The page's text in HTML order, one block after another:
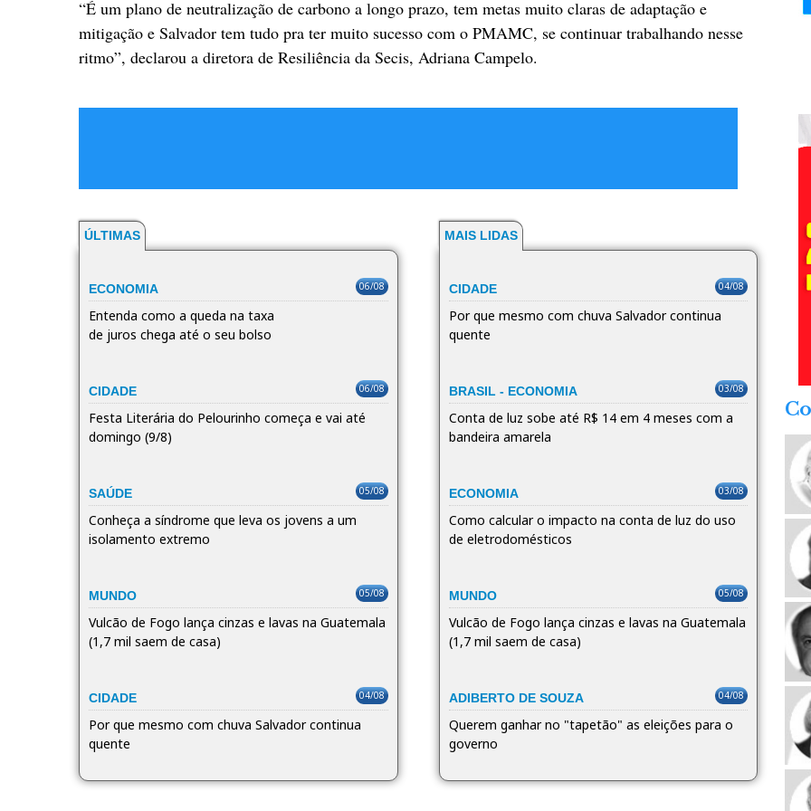
“É um plano de neutralização de carbono a longo prazo, tem metas muito claras de adaptação e
mitigação e Salvador tem tudo pra ter muito sucesso com o PMAMC, se continuar trabalhando nesse
ritmo”, declarou a diretora de Resiliência da Secis, Adriana Campelo.
ÚLTIMAS
ECONOMIA 06/08
Entenda como a queda na taxa
de juros chega até o seu bolso
CIDADE 06/08
Festa Literária do Pelourinho começa e vai até
domingo (9/8)
SAÚDE 05/08
Conheça a síndrome que leva os jovens a um
isolamento extremo
MUNDO 05/08
Vulcão de Fogo lança cinzas e lavas na Guatemala
(1,7 mil saem de casa)
CIDADE 04/08
Por que mesmo com chuva Salvador continua
quente
MAIS LIDAS
CIDADE 04/08
Por que mesmo com chuva Salvador continua
quente
BRASIL - ECONOMIA 03/08
Conta de luz sobe até R$ 14 em 4 meses com a
bandeira amarela
ECONOMIA 03/08
Como calcular o impacto na conta de luz do uso
de eletrodomésticos
MUNDO 05/08
Vulcão de Fogo lança cinzas e lavas na Guatemala
(1,7 mil saem de casa)
ADIBERTO DE SOUZA 04/08
Querem ganhar no "tapetão" as eleições para o
governo